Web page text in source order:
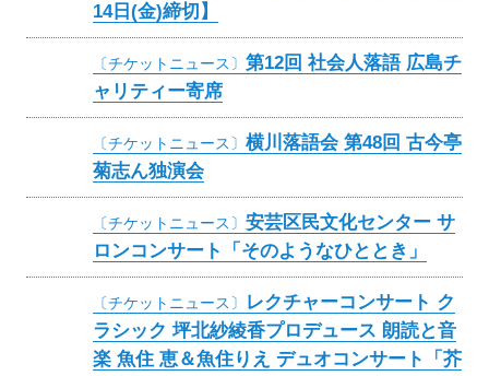
14日(金)締切】
〔チケットニュース〕第12回 社会人落語 広島チ
ャリティー寄席
〔チケットニュース〕横川落語会 第48回 古今亭
菊志ん独演会
〔チケットニュース〕安芸区民文化センター サ
ロンコンサート「そのようなひととき」
〔チケットニュース〕 レクチャーコンサート ク
ラシック 坪北紗綾香プロデュース 朗読と音
楽 魚住 恵＆魚住りえ デュオコンサート「芥